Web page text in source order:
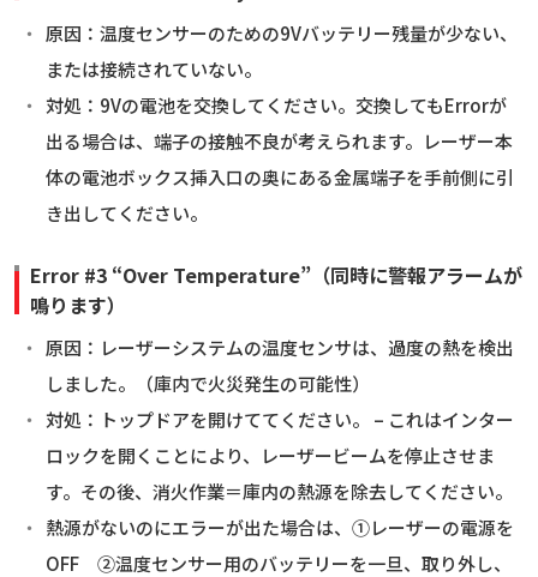
原因：温度センサーのための9Vバッテリー残量が少ない、
または接続されていない。
対処：9Vの電池を交換してください。交換してもErrorが
出る場合は、端子の接触不良が考えられます。レーザー本
体の電池ボックス挿入口の奥にある金属端子を手前側に引
き出してください。
Error #3 “Over Temperature”（同時に警報アラームが
鳴ります）
原因：レーザーシステムの温度センサは、過度の熱を検出
しました。（庫内で火災発生の可能性）
対処：トップドアを開けててください。 – これはインター
ロックを開くことにより、レーザービームを停止させま
す。その後、消火作業＝庫内の熱源を除去してください。
熱源がないのにエラーが出た場合は、①レーザーの電源を
OFF ②温度センサー用のバッテリーを一旦、取り外し、